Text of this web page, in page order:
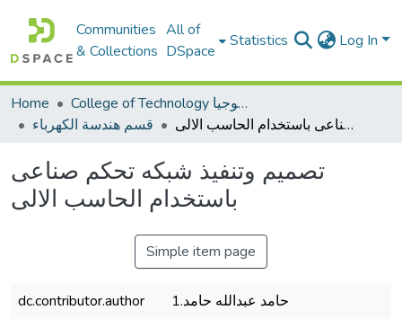
Communities
& Collections
All of
DSpace
Statistics Log In
Home
College of Technology كلية التكنولوجيا
قسم هندسة الكهرباء
تصميم وتنفيذ شبكه تحكم صناعى باستخدام الحاسب الالى
تصميم وتنفيذ شبكه تحكم صناعى
باستخدام الحاسب الالى
Simple item page
dc.contributor.author
1.حامد عبدالله حامد